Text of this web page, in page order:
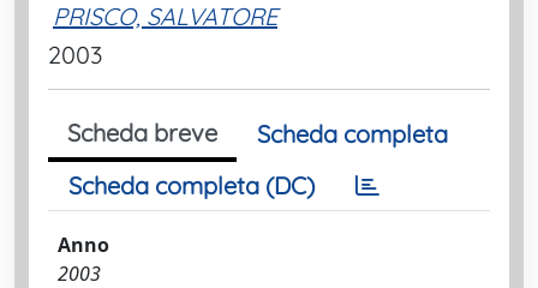
PRISCO, SALVATORE
2003
Scheda breve
Scheda completa
Scheda completa (DC)
Anno
2003